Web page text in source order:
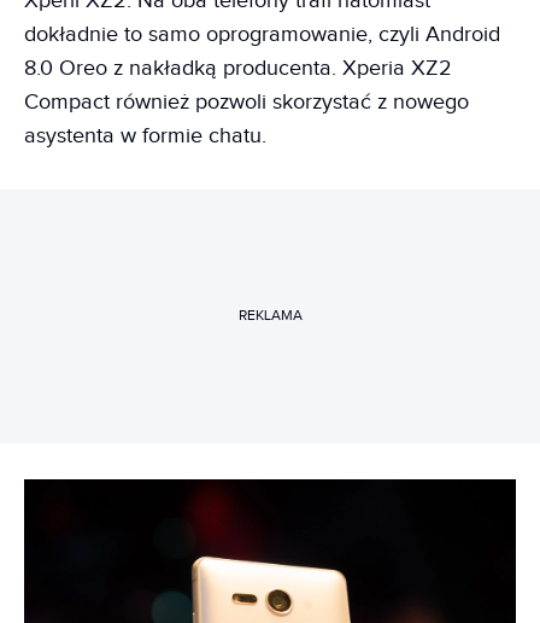
dokładnie to samo oprogramowanie, czyli Android
8.0 Oreo z nakładką producenta. Xperia XZ2
Compact również pozwoli skorzystać z nowego
asystenta w formie chatu.
REKLAMA